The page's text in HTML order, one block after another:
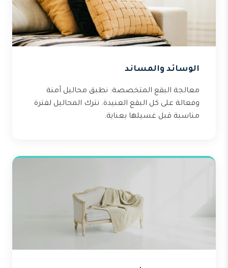
الوسائد والمساند
معالجة البقع المتخصصة: نطبق محاليل آمنة
وفعالة على كل البقع العنيدة. نترك المحاليل لفترة
مناسبة قبل غسيلها بعناية.